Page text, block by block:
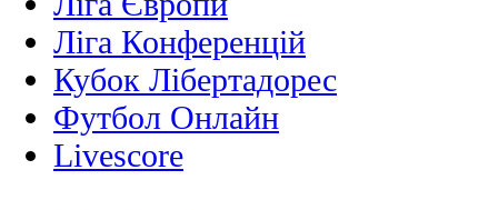
Ліга Конференцій
Кубок Лібертадорес
Футбол Онлайн
Livescore